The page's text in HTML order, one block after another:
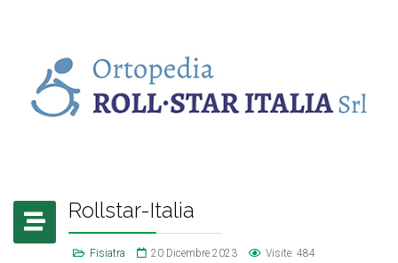
Rollstar-Italia
Fisiatra 20 Dicembre 2023 Visite: 484